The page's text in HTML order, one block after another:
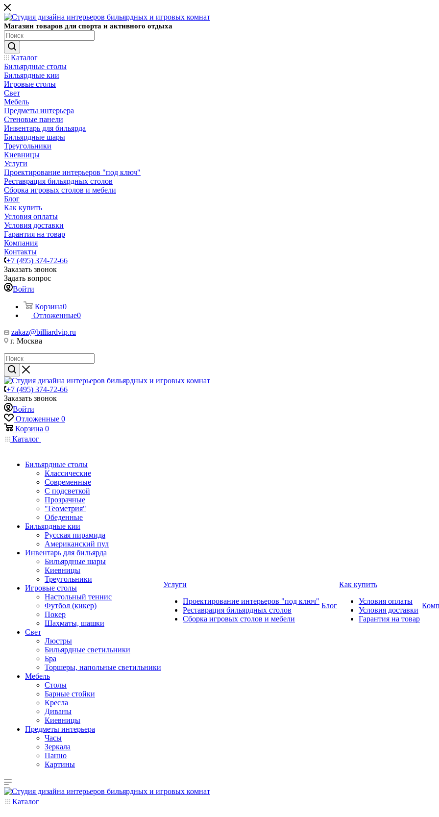
Магазин товаров для спорта и активного отдыха
Каталог
Бильярдные столы
Бильярдные кии
Игровые столы
Свет
Мебель
Предметы интерьера
Стеновые панели
Инвентарь для бильярда
Бильярдные шары
Треугольники
Киевницы
Услуги
Проектирование интерьеров "под ключ"
Реставрация бильярдных столов
Сборка игровых столов и мебели
Блог
Как купить
Условия оплаты
Условия доставки
Гарантия на товар
Компания
Контакты
+7 (495) 374-72-66
Заказать звонок
Задать вопрос
Войти
Корзина0
Отложенные0
zakaz@billiardvip.ru
г. Москва
+7 (495) 374-72-66
Заказать звонок
Войти
Отложенные 0
Корзина 0
Каталог
Бильярдные столы
Классические
Современные
С подсветкой
Прозрачные
"Геометрия"
Обеденные
Бильярдные кии
Русская пирамида
Американский пул
Инвентарь для бильярда
Бильярдные шары
Киевницы
Треугольники
Игровые столы
Настольный теннис
Футбол (кикер)
Покер
Шахматы, шашки
Свет
Люстры
Бильярдные светильники
Бра
Торшеры, напольные светильники
Мебель
Столы
Барные стойки
Кресла
Диваны
Киевницы
Предметы интерьера
Часы
Зеркала
Панно
Картины
Услуги
Проектирование интерьеров "под ключ"
Реставрация бильярдных столов
Сборка игровых столов и мебели
Блог
Как купить
Условия оплаты
Условия доставки
Гарантия на товар
Каталог